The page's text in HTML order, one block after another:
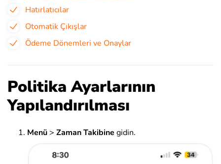
Hatırlatıcılar
Otomatik Çıkışlar
Ödeme Dönemleri ve Onaylar
Politika Ayarlarının
Yapılandırılması
Menü > Zaman Takibine gidin.